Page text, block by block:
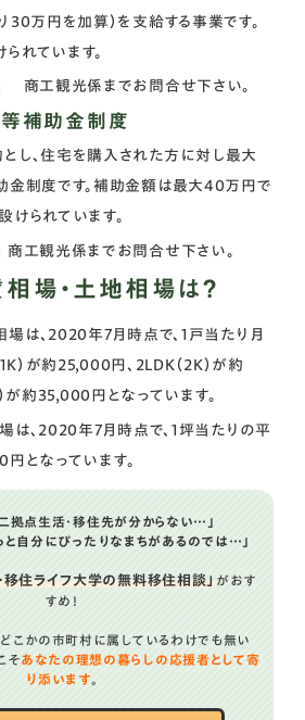
30万円を加算）を支給する事業です。
れています。
商工観光係までお問合せ下さい。
補助金制度
し、住宅を購入された方に対し最大
金制度です。補助金額は最大40万円で
けられています。
商工観光係までお問合せ下さい。
場・土地相場は？
は、2020年7月時点で、1戸当たり月
）が約25,000円、2LDK（2K）が約
が約35,000円となっています。
は、2020年7月時点で、1坪当たりの平
となっています。
拠点生活・移住先が分からない…」
と自分にぴったりなまちがあるのでは…」
移住ライフ大学の無料移住相談」がおす
すめ！
こかの市町村に属しているわけでも無い
そあなたの理想の暮らしの応援者として寄
り添います。